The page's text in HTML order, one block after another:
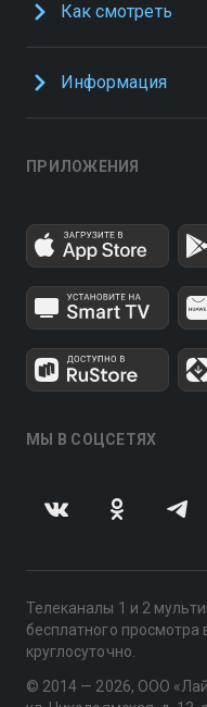
Как смотреть
Информация
ПРИЛОЖЕНИЯ
МЫ В СОЦСЕТЯХ
Телеканалы 1 и 2
бесплатного
круглосуточно.
© 2014 — 2026, ООО